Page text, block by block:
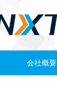
会社概要